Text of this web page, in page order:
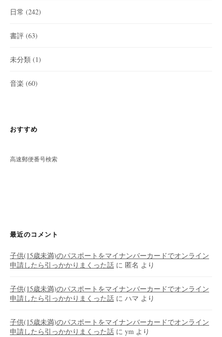
日常 (242)
書評 (63)
未分類 (1)
音楽 (60)
おすすめ
高速郵便番号検索
最近のコメント
子供(15歳未満)のパスポートをマイナンバーカードでオンライン
申請したら引っかかりまくった話 に 匿名 より
子供(15歳未満)のパスポートをマイナンバーカードでオンライン
申請したら引っかかりまくった話 に ハマ より
子供(15歳未満)のパスポートをマイナンバーカードでオンライン
申請したら引っかかりまくった話 に ym より